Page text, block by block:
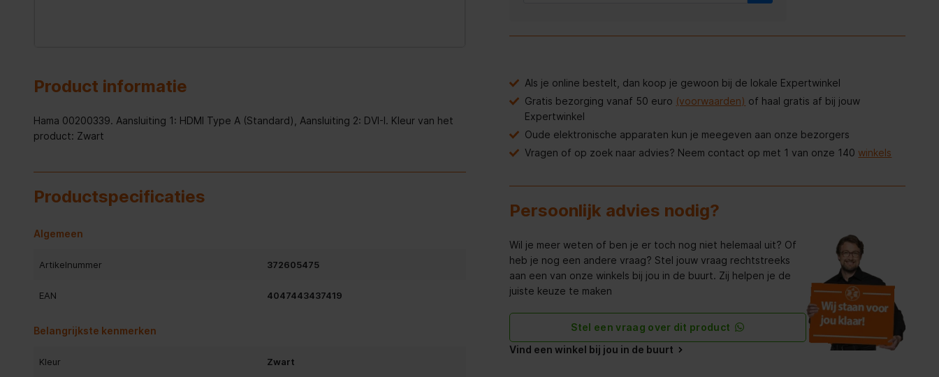
Product informatie
Hama 00200339. Aansluiting 1: HDMI Type A (Standard), Aansluiting 2: DVI-I. Kleur van het
product: Zwart
Productspecificaties
Algemeen
Artikelnummer 372605475
EAN 4047443437419
Belangrijkste kenmerken
Kleur Zwart
Als je online bestelt, dan koop je gewoon bij de lokale Expertwinkel
Gratis bezorging vanaf 50 euro (voorwaarden) of haal gratis af bij jouw
Expertwinkel
Oude elektronische apparaten kun je meegeven aan onze bezorgers
Vragen of op zoek naar advies? Neem contact op met 1 van onze 140 winkels
Persoonlijk advies nodig?
Wil je meer weten of ben je er toch nog niet helemaal uit? Of
heb je nog een andere vraag? Stel jouw vraag rechtstreeks
aan een van onze winkels bij jou in de buurt. Zij helpen je de
juiste keuze te maken
Stel een vraag over dit product
Vind een winkel bij jou in de buurt